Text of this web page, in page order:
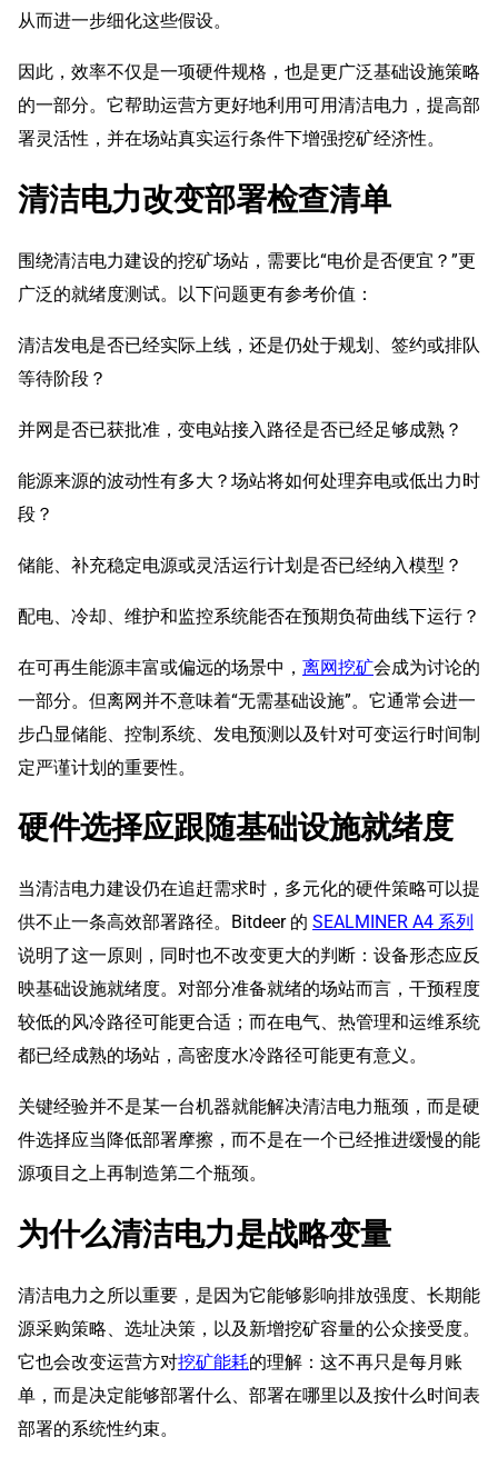
从而进一步细化这些假设。
因此，效率不仅是一项硬件规格，也是更广泛基础设施策略
的一部分。它帮助运营方更好地利用可用清洁电力，提高部
署灵活性，并在场站真实运行条件下增强挖矿经济性。
清洁电力改变部署检查清单
围绕清洁电力建设的挖矿场站，需要比“电价是否便宜？”更
广泛的就绪度测试。以下问题更有参考价值：
清洁发电是否已经实际上线，还是仍处于规划、签约或排队
等待阶段？
并网是否已获批准，变电站接入路径是否已经足够成熟？
能源来源的波动性有多大？场站将如何处理弃电或低出力时
段？
储能、补充稳定电源或灵活运行计划是否已经纳入模型？
配电、冷却、维护和监控系统能否在预期负荷曲线下运行？
在可再生能源丰富或偏远的场景中， 离网挖矿会成为讨论的
一部分。但离网并不意味着“无需基础设施”。它通常会进一
步凸显储能、控制系统、发电预测以及针对可变运行时间制
定严谨计划的重要性。
硬件选择应跟随基础设施就绪度
当清洁电力建设仍在追赶需求时，多元化的硬件策略可以提
供不止一条高效部署路径。Bitdeer 的 SEALMINER A4 系列
说明了这一原则，同时也不改变更大的判断：设备形态应反
映基础设施就绪度。对部分准备就绪的场站而言，干预程度
较低的风冷路径可能更合适；而在电气、热管理和运维系统
都已经成熟的场站，高密度水冷路径可能更有意义。
关键经验并不是某一台机器就能解决清洁电力瓶颈，而是硬
件选择应当降低部署摩擦，而不是在一个已经推进缓慢的能
源项目之上再制造第二个瓶颈。
为什么清洁电力是战略变量
清洁电力之所以重要，是因为它能够影响排放强度、长期能
源采购策略、选址决策，以及新增挖矿容量的公众接受度。
它也会改变运营方对挖矿能耗的理解：这不再只是每月账
单，而是决定能够部署什么、部署在哪里以及按什么时间表
部署的系统性约束。